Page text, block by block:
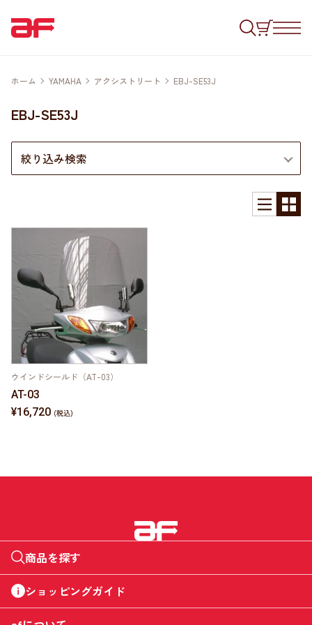
ホーム YAMAHA アクシストリート EBJ-SE53J
EBJ-SE53J
絞り込み検索
ウインドシールド（AT-03）
AT-03
¥16,720
商品を探す
ショッピングガイド